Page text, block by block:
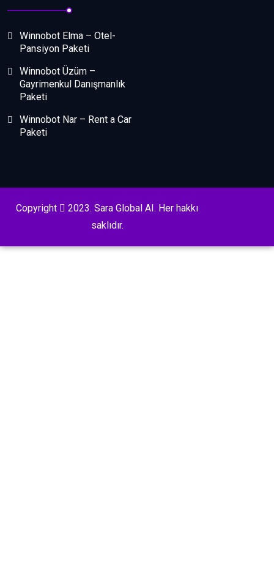
Winnobot Elma – Otel-
Pansiyon Paketi
Winnobot Üzüm –
Gayrimenkul Danışmanlık
Paketi
Winnobot Nar – Rent a Car
Paketi
Copyright
2023. Sara Global AI. Her hakkı
saklıdır.